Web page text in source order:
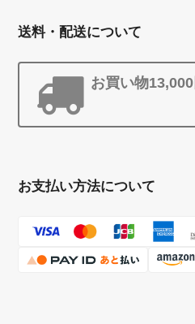
送料・配送について
お買い物
お支払い方法について